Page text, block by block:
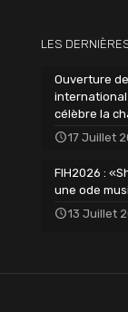
LES
Ouverture
international
célèbre la
17 Juillet
FIH2026 :
une ode
13 Juillet